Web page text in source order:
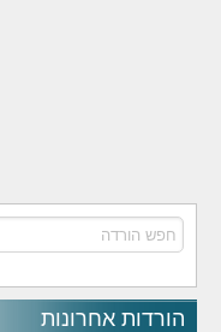
הורדות אחרונות